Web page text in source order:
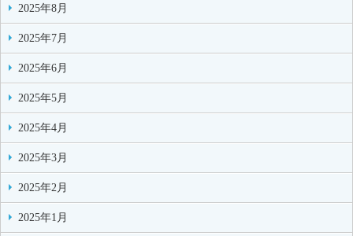
2025年8月
2025年7月
2025年6月
2025年5月
2025年4月
2025年3月
2025年2月
2025年1月